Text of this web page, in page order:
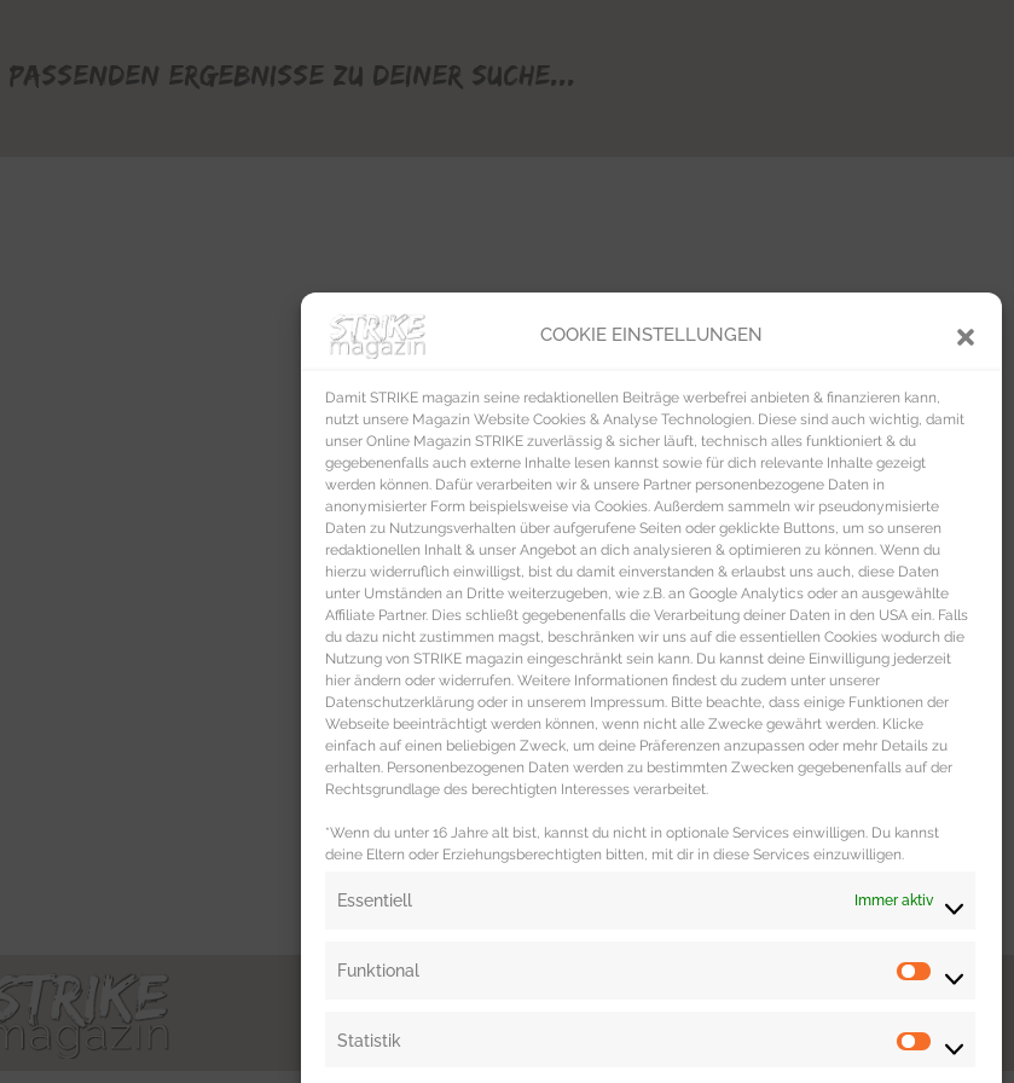
COOKIE EINSTELLUNGEN
Damit STRIKE magazin seine redaktionellen Beiträge werbefrei anbieten & finanzieren kann,
nutzt unsere Magazin Website Cookies & Analyse Technologien. Diese sind auch wichtig, damit
unser Online Magazin STRIKE zuverlässig & sicher läuft, technisch alles funktioniert & du
gegebenenfalls auch externe Inhalte lesen kannst sowie für dich relevante Inhalte gezeigt
werden können. Dafür verarbeiten wir & unsere Partner personenbezogene Daten in
anonymisierter Form beispielsweise via Cookies. Außerdem sammeln wir pseudonymisierte
Daten zu Nutzungsverhalten über aufgerufene Seiten oder geklickte Buttons, um so unseren
redaktionellen Inhalt & unser Angebot an dich analysieren & optimieren zu können. Wenn du
hierzu widerruflich einwilligst, bist du damit einverstanden & erlaubst uns auch, diese Daten
unter Umständen an Dritte weiterzugeben, wie z.B. an Google Analytics oder an ausgewählte
Affiliate Partner. Dies schließt gegebenenfalls die Verarbeitung deiner Daten in den USA ein. Falls
du dazu nicht zustimmen magst, beschränken wir uns auf die essentiellen Cookies wodurch die
Nutzung von STRIKE magazin eingeschränkt sein kann. Du kannst deine Einwilligung jederzeit
hier ändern oder widerrufen. Weitere Informationen findest du zudem unter unserer
Datenschutzerklärung oder in unserem Impressum. Bitte beachte, dass einige Funktionen der
Webseite beeinträchtigt werden können, wenn nicht alle Zwecke gewährt werden. Klicke
einfach auf einen beliebigen Zweck, um deine Präferenzen anzupassen oder mehr Details zu
erhalten. Personenbezogenen Daten werden zu bestimmten Zwecken gegebenenfalls auf der
Rechtsgrundlage des berechtigten Interesses verarbeitet.
*Wenn du unter 16 Jahre alt bist, kannst du nicht in optionale Services einwilligen. Du kannst
deine Eltern oder Erziehungsberechtigten bitten, mit dir in diese Services einzuwilligen.
Essentiell Immer aktiv
Funktional
Statistik
Ergebnisse zu deiner Suche...